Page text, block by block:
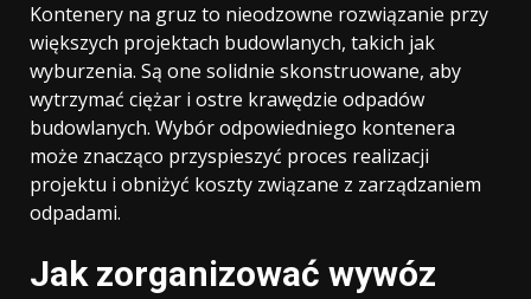
Kontenery na gruz to nieodzowne rozwiązanie przy
większych projektach budowlanych, takich jak
wyburzenia. Są one solidnie skonstruowane, aby
wytrzymać ciężar i ostre krawędzie odpadów
budowlanych. Wybór odpowiedniego kontenera
może znacząco przyspieszyć proces realizacji
projektu i obniżyć koszty związane z zarządzaniem
odpadami.
Jak zorganizować wywóz